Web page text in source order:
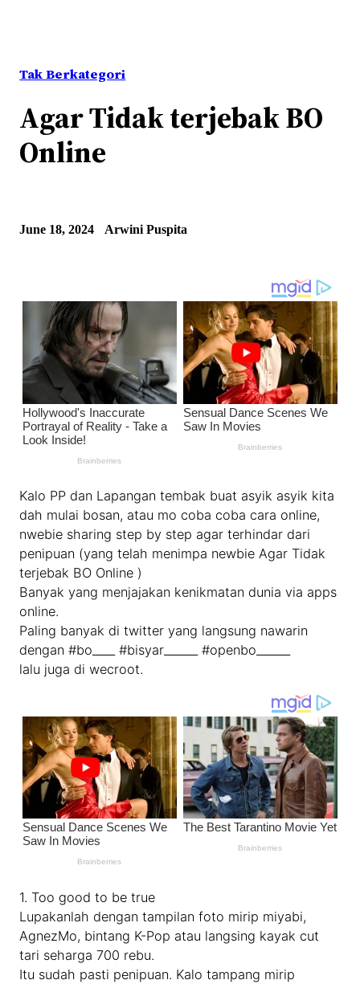
Tak Berkategori
Agar Tidak terjebak BO
Online
June 18, 2024 Arwini Puspita
Kalo PP dan Lapangan tembak buat asyik asyik kita
dah mulai bosan, atau mo coba coba cara online,
nwebie sharing step by step agar terhindar dari
penipuan (yang telah menimpa newbie Agar Tidak
terjebak BO Online )
Banyak yang menjajakan kenikmatan dunia via apps
online.
Paling banyak di twitter yang langsung nawarin
dengan #bo____ #bisyar______ #openbo______
lalu juga di wecroot.
1. Too good to be true
Lupakanlah dengan tampilan foto mirip miyabi,
AgnezMo, bintang K-Pop atau langsing kayak cut
tari seharga 700 rebu.
Itu sudah pasti penipuan. Kalo tampang mirip